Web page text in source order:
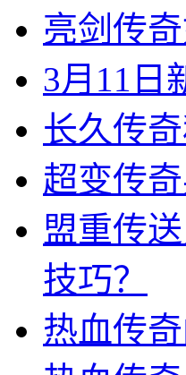
亮剑传
3月11日
长久传
超变传
盟重传
技巧？
热血传